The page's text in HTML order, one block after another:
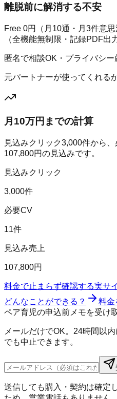
離脱前に解消する不安
Free 0円（月10通・月3件意
（全機能無制限・記録PDF出
匿名で相談OK・プライバシー
元パートナーが使ってくれる
月10万円までの計算
見込みクリック3,000件から
107,800円の見込みです。
見込みクリック
3,000件
必要CV
11件
見込み売上
107,800円
料金で止まらず確認する実サ
どんなことができる？
料金
ペア育児の申込前メモを受け
メールだけでOK。24時間以
でも中止できます。
送信しても購入・契約は確定